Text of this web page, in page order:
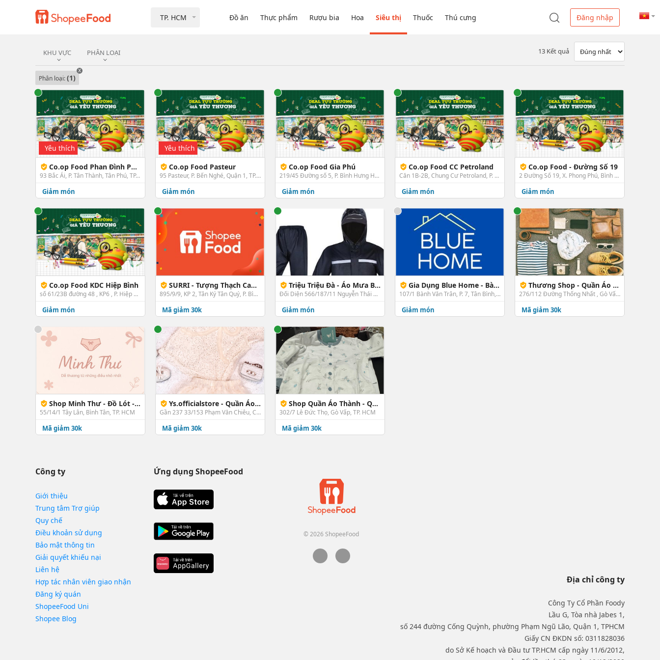
TP. HCM Đồ ăn Thực phẩm Rượu bia Hoa Siêu thị Thuốc Thú cưng Đăng nhập
KHU VỰC PHÂN LOẠI 13 Kết quả
Phân loại:(1)
x
Yêu thích
Co.op Food Phan Đình Phùng
93 Bắc Ái, P. Tân Thành, Tân Phú, TP. HCM
Giảm món
Yêu thích
Co.op Food Pasteur
95 Pasteur, P. Bến Nghé, Quận 1, TP. HCM
Giảm món
Co.op Food Gia Phú
219/45 Đường số 5, P. Bình Hưng Hòa, Bình Tân, TP. HCM
Giảm món
Co.op Food CC Petroland
Căn 1B-2B, Chung Cư Petroland, P. Bình Trưng Đông, Thành Phố Thủ Đức, TP. HCM
Giảm món
Co.op Food - Đường Số 19
2 Đường Số 19, X. Phong Phú, Bình Chánh, TP. HCM
Giảm món
Co.op Food KDC Hiệp Bình
số 61/23B đường 48 , KP6 , P. Hiệp Bình Chánh, Thành Phố Thủ Đức, TP. HCM
Giảm món
SURRI - Tượng Thạch Cao & Xịt Ngon CHIKCHOI PAU'S - Tân Ký Tân Quý
895/9/9, KP 2, Tân Ký Tân Quý, P. Bình Hưng Hòa A, Bình Tân, TP. HCM
Mã giảm 30k
Triệu Triệu Đà - Áo Mưa Bộ Cao Cấp, Khẩu Trang Y Tế & Khăn Giấy 1280 - Nguyễn Thái Sơn
Đối Diện 566/187/11 Nguyễn Thái Sơn, Gò Vấp, TP. HCM
Giảm món
Gia Dụng Blue Home - Bành Văn Trân
107/1 Bành Văn Trân, P. 7, Tân Bình, TP. HCM
Giảm món
Thương Shop - Quần Áo - Đường Thống Nhất
276/112 Đường Thống Nhất , Gò Vấp, TP. HCM
Mã giảm 30k
Shop Minh Thư - Đồ Lót - Tây Lân
55/14/1 Tây Lân, Bình Tân, TP. HCM
Mã giảm 30k
Ys.officialstore - Quần Áo - Chung Cư An Hội 3
Gần 237 33/153 Phạm Văn Chiêu, Chung Cư An Hội 3, Gò Vấp, TP. HCM
Mã giảm 30k
Shop Quần Áo Thành - Quần Áo - Lê Đức Thọ
302/7 Lê Đức Thọ, Gò Vấp, TP. HCM
Mã giảm 30k
Công ty
Giới thiệu
Trung tâm Trợ giúp
Quy chế
Điều khoản sử dụng
Bảo mật thông tin
Giải quyết khiếu nại
Liên hệ
Hợp tác nhân viên giao nhận
Đăng ký quán
ShopeeFood Uni
Shopee Blog
Ứng dụng ShopeeFood
© 2026 ShopeeFood
Địa chỉ công ty
Công Ty Cổ Phần Foody
Lầu G, Tòa nhà Jabes 1,
số 244 đường Cống Quỳnh, phường Phạm Ngũ Lão, Quận 1, TPHCM
Giấy CN ĐKDN số: 0311828036
do Sở Kế hoạch và Đầu tư TP.HCM cấp ngày 11/6/2012,